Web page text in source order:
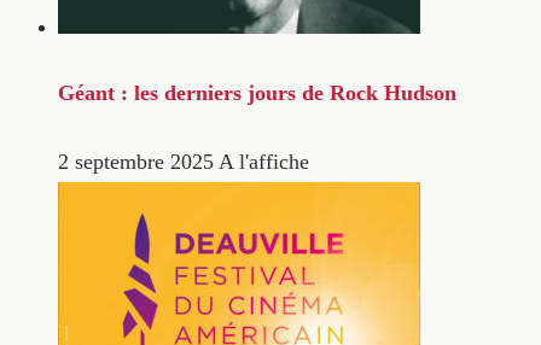
Géant : les derniers jours de Rock Hudson
2 septembre 2025 A l'affiche